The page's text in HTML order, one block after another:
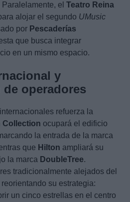
Paralelamente, el Teatro Reina
alojar el segundo UMusic
por Pescaderías
que busca integrar
en un mismo espacio.
y
operadores
refuerza la
Collection ocupará el edificio
la entrada de la marca
que Hilton ampliará su
la marca DoubleTree.
tradicionalmente alejados del
su estrategia:
un cinco estrellas en el centro